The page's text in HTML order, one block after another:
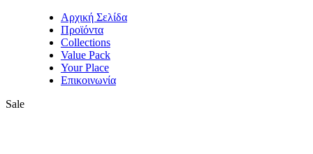
Αρχική Σελίδα
Προϊόντα
Collections
Value Pack
Your Place
Επικοινωνία
Sale